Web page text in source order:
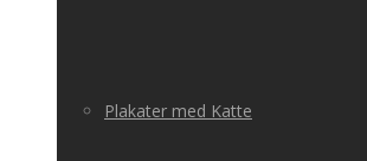
Plakater med Katte